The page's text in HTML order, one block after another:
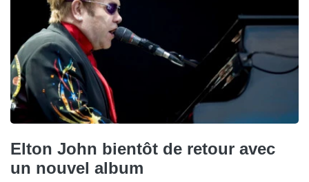
Elton John bientôt de retour avec
un nouvel album